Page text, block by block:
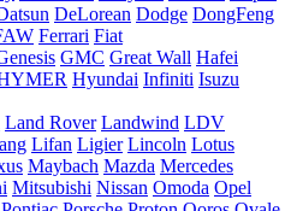
DeLorean Dodge DongFeng
Ferrari Fiat
GMC Great Wall Hafei
Hyundai Infiniti Isuzu
Land Rover Landwind LDV
Lifan Ligier Lincoln Lotus
Maybach Mazda Mercedes
Mitsubishi Nissan Omoda Opel